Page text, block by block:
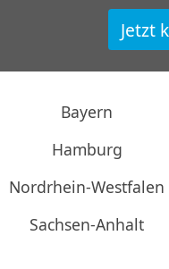
Jetzt
Bayern
Hamburg
Nordrhein-Westfalen
Sachsen-Anhalt